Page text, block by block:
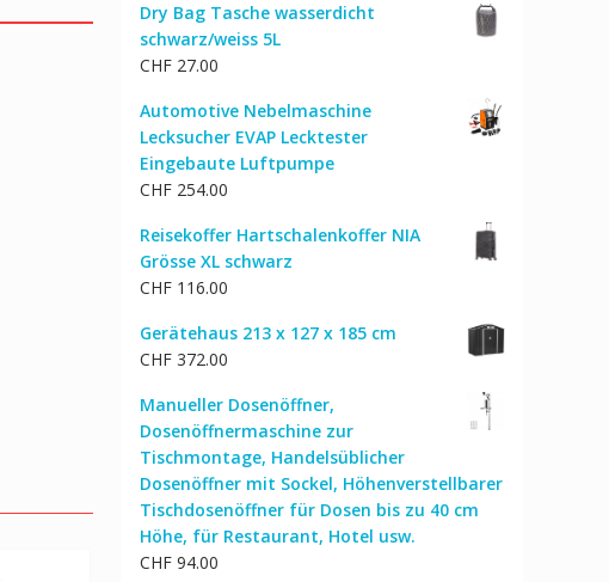
Dry Bag Tasche wasserdicht
schwarz/weiss 5L
CHF 27.00
Automotive Nebelmaschine
Lecksucher EVAP Lecktester
Eingebaute Luftpumpe
CHF 254.00
Reisekoffer Hartschalenkoffer NIA
Grösse XL schwarz
CHF 116.00
Gerätehaus 213 x 127 x 185 cm
CHF 372.00
Manueller Dosenöffner,
Dosenöffnermaschine zur
Tischmontage, Handelsüblicher
Dosenöffner mit Sockel, Höhenverstellbarer
Tischdosenöffner für Dosen bis zu 40 cm
Höhe, für Restaurant, Hotel usw.
CHF 94.00